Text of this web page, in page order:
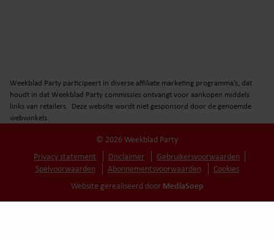
Weekblad Party participeert in diverse affiliate marketing programma’s, dat
houdt in dat Weekblad Party commissies ontvangt voor aankopen middels
links van retailers. Deze website wordt niet gesponsord door de genoemde
webwinkels.
© 2026 Weekblad Party
Privacy statement
Disclaimer
Gebruikersvoorwaarden
Spelvoorwaarden
Abonnementsvoorwaarden
Cookies
Website gerealiseerd door MediaSoep